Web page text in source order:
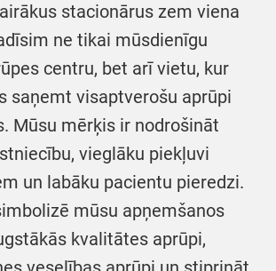
stacionārus zem viena
ne tikai mūsdienīgu
centru, bet arī vietu, kur
saņemt visaptverošu aprūpi
Mūsu mērķis ir nodrošināt
vieglāku piekļuvi
un labāku pacientu pieredzi.
mūsu apņemšanos
kvalitātes aprūpi,